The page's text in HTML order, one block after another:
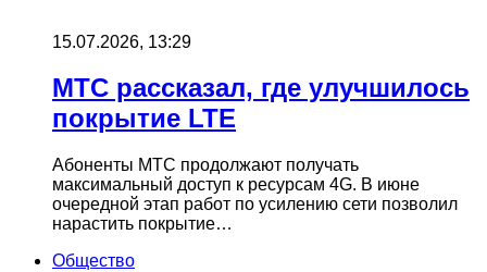
15.07.2026, 13:29
МТС рассказал, где улучшилось
покрытие LTE
Абоненты МТС продолжают получать
максимальный доступ к ресурсам 4G. В июне
очередной этап работ по усилению сети позволил
нарастить покрытие…
Общество